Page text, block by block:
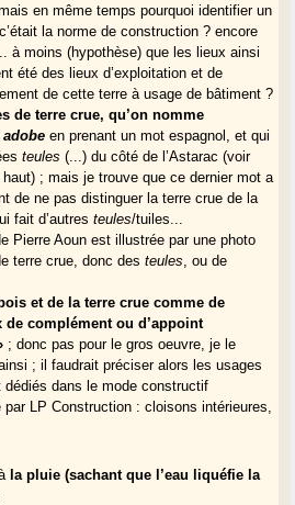
en même temps pourquoi identifier un
la norme de construction ? encore
à moins (hypothèse) que les lieux ainsi
été des lieux d’exploitation et de
de cette terre à usage de bâtiment ?
de terre crue, qu’on nomme
adobe en prenant un mot espagnol, et qui
teules (...) du côté de l’Astarac (voir
haut) ; mais je trouve que ce dernier mot a
de ne pas distinguer la terre crue de la
fait d’autresteules/tuiles...
Pierre Aoun est illustrée par une photo
terre crue, donc desteules , ou de
et de la terre crue comme de
de complément ou d’appoint
; donc pas pour le gros oeuvre, je le
; il faudrait préciser alors les usages
dédiés dans le mode constructif
par LP Construction : cloisons intérieures,
la pluie (sachant que l’eau liquéfie la